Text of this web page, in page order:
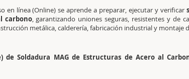
en línea (Online) se aprende a preparar, ejecutar y verificar
carbono, garantizando uniones seguras, resistentes y de
metálica, calderería, fabricación industrial y montaje
de Soldadura MAG de Estructuras de Acero al